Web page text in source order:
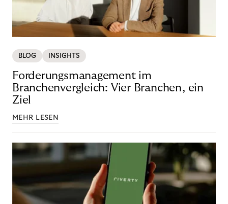
BLOG INSIGHTS
Forderungsmanagement im
Branchenvergleich: Vier Branchen, ein
Ziel
MEHR LESEN